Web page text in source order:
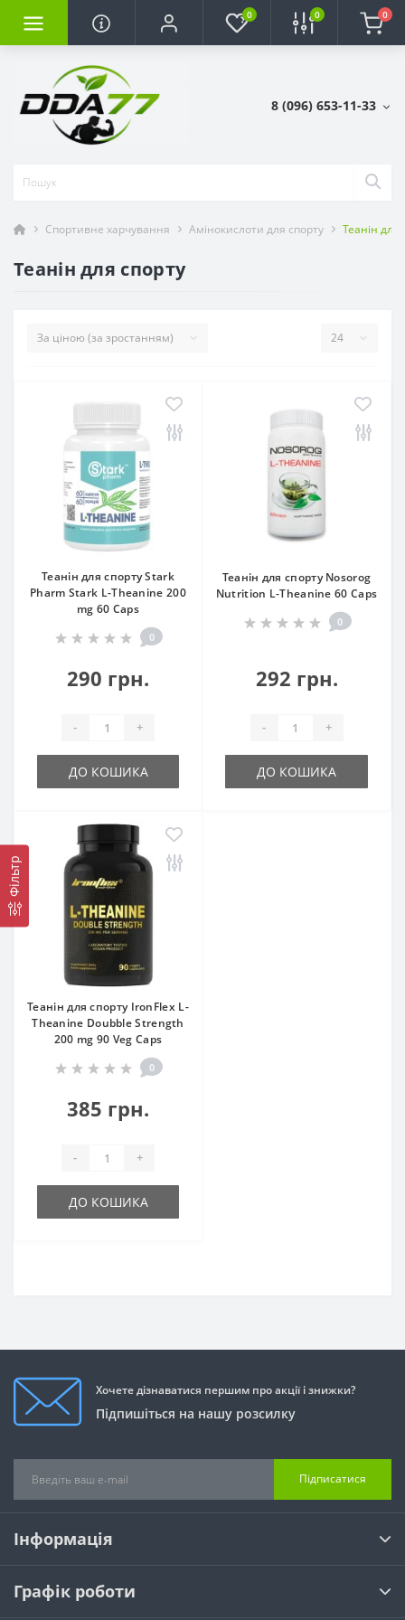
0 0 0
8 (096) 653-11-33
Спортивне харчування Амінокислоти для спорту Теанін для
Теанін для спорту
Фільтр
Теанін для спорту Stark
Pharm Stark L-Theanine 200
mg 60 Caps
0
290 грн.
- +
ДО КОШИКА
Теанін для спорту Nosorog
Nutrition L-Theanine 60 Caps
0
292 грн.
- +
ДО КОШИКА
Теанін для спорту IronFlex L-
Theanine Doubble Strength
200 mg 90 Veg Caps
0
385 грн.
- +
ДО КОШИКА
Хочете дізнаватися першим про акції і знижки?
Підпишіться на нашу розсилку
Підписатися
Інформація
Графік роботи